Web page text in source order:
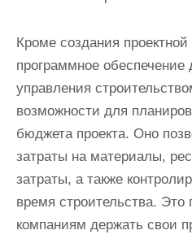
Кроме создания
программное обеспечение
управления
возможности для
бюджета проекта. Оно
затраты на материалы,
затраты, а также
время строительства. Это
компаниям держать свои